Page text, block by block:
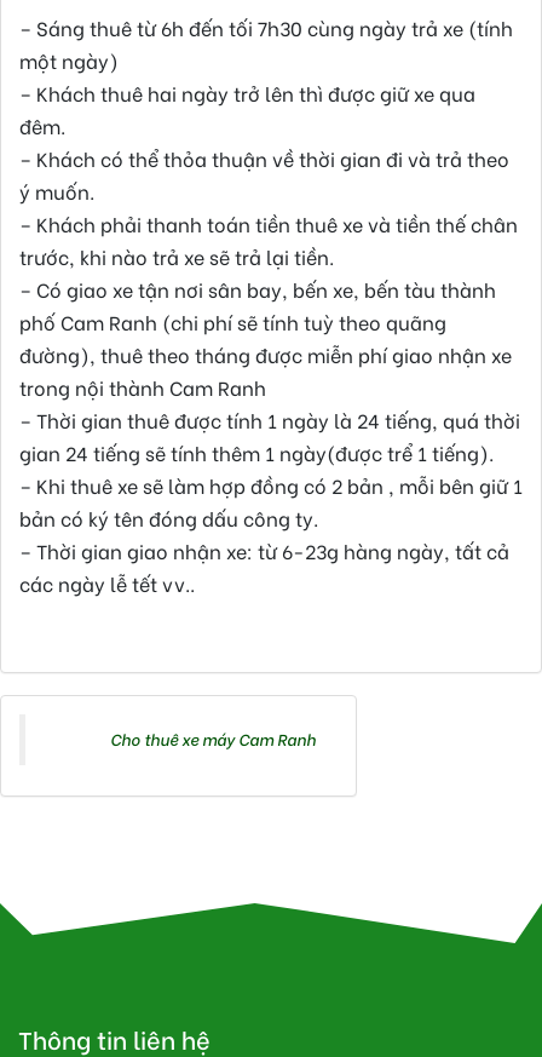
– Sáng thuê từ 6h đến tối 7h30 cùng ngày trả xe (tính
một ngày)
– Khách thuê hai ngày trở lên thì được giữ xe qua
đêm.
– Khách có thể thỏa thuận về thời gian đi và trả theo
ý muốn.
– Khách phải thanh toán tiền thuê xe và tiền thế chân
trước, khi nào trả xe sẽ trả lại tiền.
– Có giao xe tận nơi sân bay, bến xe, bến tàu thành
phố Cam Ranh (chi phí sẽ tính tuỳ theo quãng
đường), thuê theo tháng được miễn phí giao nhận xe
trong nội thành Cam Ranh
– Thời gian thuê được tính 1 ngày là 24 tiếng, quá thời
gian 24 tiếng sẽ tính thêm 1 ngày(được trể 1 tiếng).
– Khi thuê xe sẽ làm hợp đồng có 2 bản , mỗi bên giữ 1
bản có ký tên đóng dấu công ty.
– Thời gian giao nhận xe: từ 6-23g hàng ngày, tất cả
các ngày lễ tết vv..
Cho thuê xe máy Cam Ranh
Thông tin liên hệ